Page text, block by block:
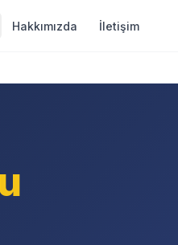
Hakkımızda İletişim